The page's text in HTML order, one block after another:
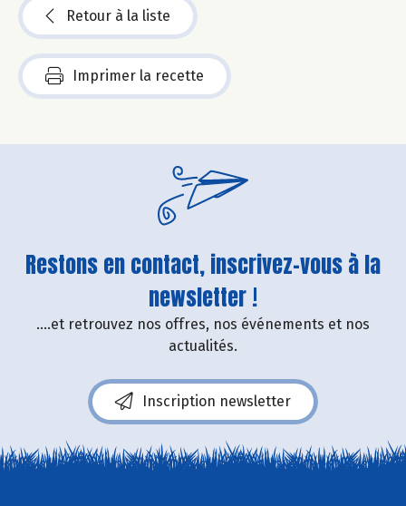
Retour à la liste
Imprimer la recette
Restons en contact, inscrivez-vous à la
newsletter !
....et retrouvez nos offres, nos événements et nos
actualités.
Inscription newsletter